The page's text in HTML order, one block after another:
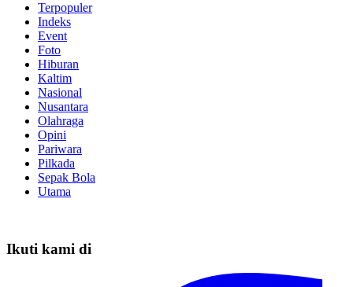
Terpopuler
Indeks
Event
Foto
Hiburan
Kaltim
Nasional
Nusantara
Olahraga
Opini
Pariwara
Pilkada
Sepak Bola
Utama
Ikuti kami di